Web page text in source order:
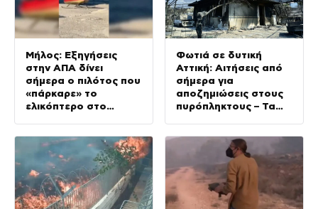
Μήλος: Εξηγήσεις
στην ΑΠΑ δίνει
σήμερα ο πιλότος που
«πάρκαρε» το
ελικόπτερο στο
υποστηρίζει
Φωτιά σε δυτική
Αττική: Αιτήσεις από
σήμερα για
αποζημιώσεις στους
πυρόπληκτους – Τα